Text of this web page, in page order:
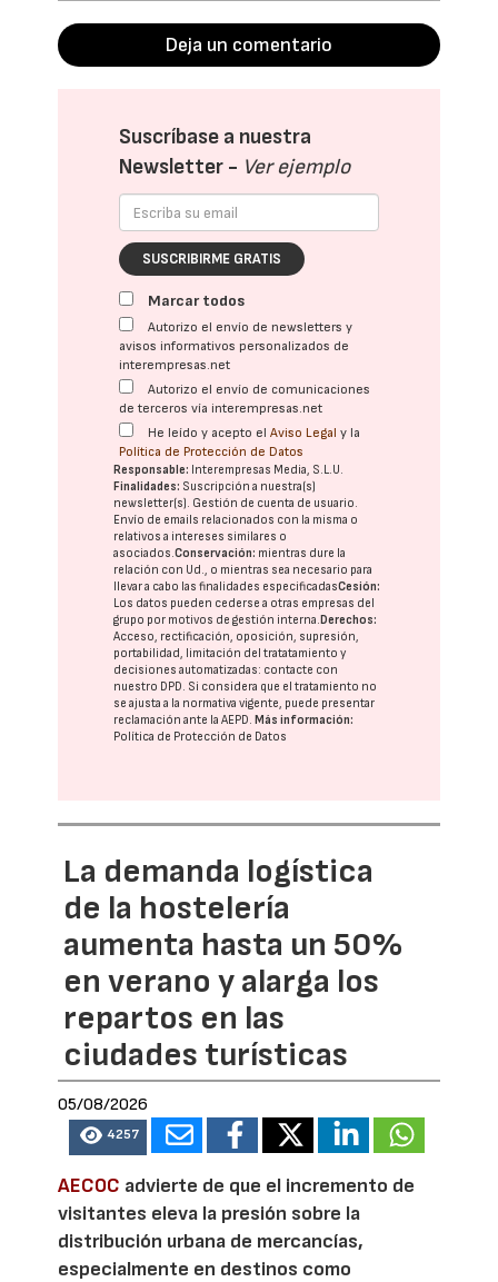
Deja un comentario
Suscríbase a nuestra
Newsletter - Ver ejemplo
SUSCRIBIRME GRATIS
Marcar todos
Autorizo el envío de newsletters y
avisos informativos personalizados de
interempresas.net
Autorizo el envío de comunicaciones
de terceros vía interempresas.net
He leído y acepto elAviso Legal y la
Política de Protección de Datos
Responsable: Interempresas Media, S.L.U.
Finalidades: Suscripción a nuestra(s)
newsletter(s). Gestión de cuenta de usuario.
Envío de emails relacionados con la misma o
relativos a intereses similares o
asociados.Conservación: mientras dure la
relación con Ud., o mientras sea necesario para
llevar a cabo las finalidades especificadasCesión:
Los datos pueden cederse a otras empresas del
grupo por motivos de gestión interna. Derechos:
Acceso, rectificación, oposición, supresión,
portabilidad, limitación del tratatamiento y
decisiones automatizadas: contacte con
nuestro DPD. Si considera que el tratamiento no
se ajusta a la normativa vigente, puede presentar
reclamación ante laAEPD. Más información:
Política de Protección de Datos
La demanda logística
de la hostelería
aumenta hasta un 50%
en verano y alarga los
repartos en las
ciudades turísticas
05/08/2026
4257
AECOC advierte de que el incremento de
visitantes eleva la presión sobre la
distribución urbana de mercancías,
especialmente en destinos como